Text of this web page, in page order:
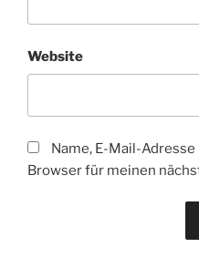
Website
Name, E-Mail-
Browser für meinen